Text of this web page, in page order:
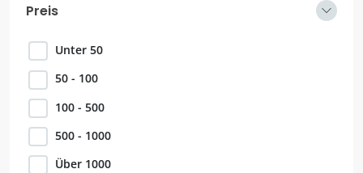
Preis
Unter 50
50 - 100
100 - 500
500 - 1000
Über 1000